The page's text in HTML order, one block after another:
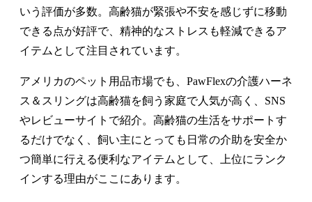
いう評価が多数。高齢猫が緊張や不安を感じずに移動
できる点が好評で、精神的なストレスも軽減できるア
イテムとして注目されています。
アメリカのペット用品市場でも、PawFlexの介護ハーネ
ス＆スリングは高齢猫を飼う家庭で人気が高く、SNS
やレビューサイトで紹介。高齢猫の生活をサポートす
るだけでなく、飼い主にとっても日常の介助を安全か
つ簡単に行える便利なアイテムとして、上位にランク
インする理由がここにあります。